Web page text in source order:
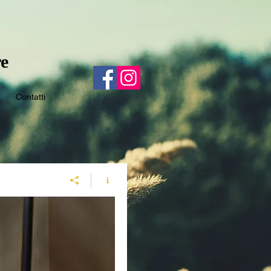
Contatti